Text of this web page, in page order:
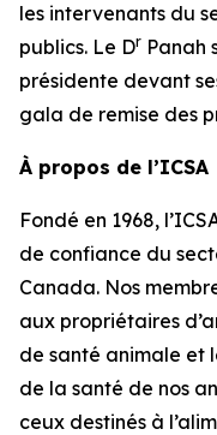
les intervenants du
publics. Le Dr Panah
présidente devant
gala de remise des
À propos de l’ICSA
Fondé en 1968,
de confiance du
Canada. Nos
aux propriétaires
de santé animale et
de la santé de nos
ceux destinés à